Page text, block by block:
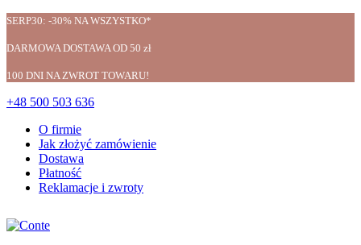
SERP30: -30% NA WSZYSTKO*
DARMOWA DOSTAWA OD 50 zł
100 DNI NA ZWROT TOWARU!
+48 500 503 636
O firmie
Jak złożyć zamówienie
Dostawa
Płatność
Reklamacje i zwroty